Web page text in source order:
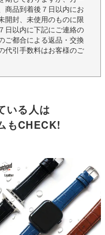
商品到着後７日以内にお
開封、未使用のものに限
日以内に下記にご連絡の
ご都合による返品・交換
代引手数料はお客様のご
いる人は
もCHECK!